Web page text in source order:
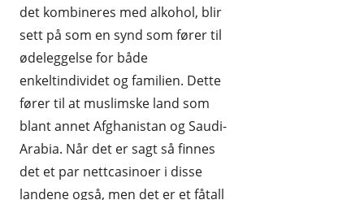
det kombineres med alkohol, blir
sett på som en synd som fører til
ødeleggelse for både
enkeltindividet og familien. Dette
fører til at muslimske land som
blant annet Afghanistan og Saudi-
Arabia. Når det er sagt så finnes
det et par nettcasinoer i disse
landene også, men det er et fåtall